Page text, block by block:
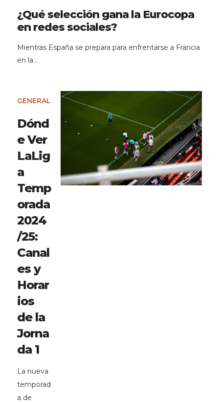
¿Qué selección gana la Eurocopa
en redes sociales?
Mientras España se prepara para enfrentarse a Francia
en la…
GENERAL
Dónd
e Ver
LaLig
a
Temp
orada
2024
/25:
Canal
es y
Horar
ios
de la
Jorna
da 1
La nueva
temporad
a de